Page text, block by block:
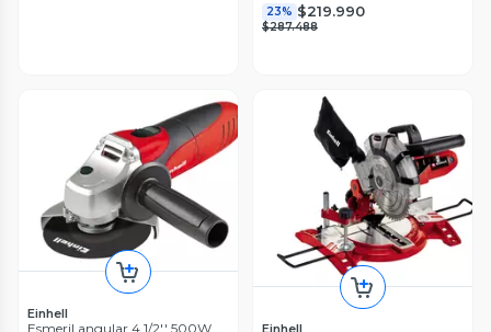
23% $219.990
$287.488
Einhell
Esmeril angular 4 1/2'' 500W
Einhell